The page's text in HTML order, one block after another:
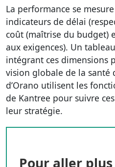
La performance se
indicateurs de délai
coût (maîtrise du budget)
aux exigences). Un
intégrant ces dimensions
vision globale de la santé
d’Orano utilisent les
de Kantree pour suivre
leur stratégie.
Pour aller